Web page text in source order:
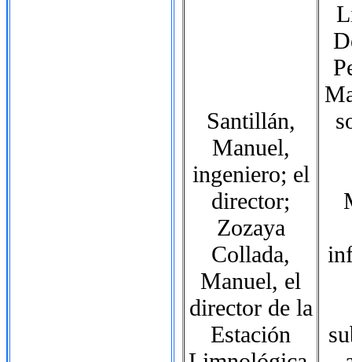
Santillán,
Manuel,
ingeniero; el
director;
Zozaya
Collada,
Manuel, el
director de la
Estación